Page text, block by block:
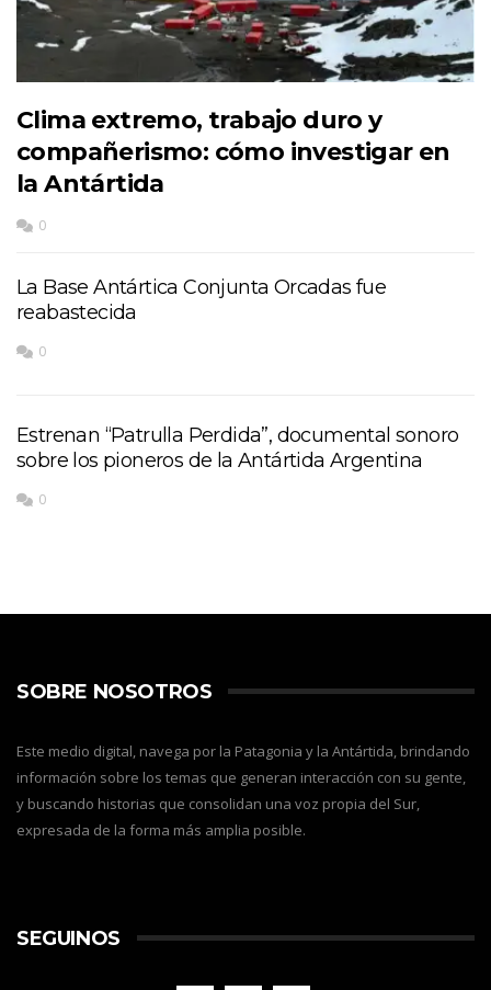
Clima extremo, trabajo duro y
compañerismo: cómo investigar en
la Antártida
0
La Base Antártica Conjunta Orcadas fue
reabastecida
0
Estrenan “Patrulla Perdida”, documental sonoro
sobre los pioneros de la Antártida Argentina
0
SOBRE NOSOTROS
Este medio digital, navega por la Patagonia y la Antártida, brindando
información sobre los temas que generan interacción con su gente,
y buscando historias que consolidan una voz propia del Sur,
expresada de la forma más amplia posible.
SEGUINOS